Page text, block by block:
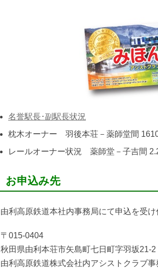
名誉駅長･副駅長状況
枕木オーナー 羽後本荘－薬師堂間
レールオーナー状況 薬師堂－子吉間
お申込み先
由利高原鉄道本社内事務局にて申込を受
〒015-0404
秋田県由利本荘市矢島町七日町字羽坂21-2
由利高原鉄道株式会社内アシストクラブ事